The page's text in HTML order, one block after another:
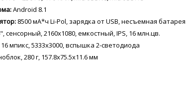
Android 8.1
8500 мА*ч Li-Pol, зарядка от USB, несъемная батарея
сенсорный, 2160x1080, емкостный, IPS, 16 млн.цв.
16 мпикс, 5333x3000, вспышка 2-светодиода
280 г, 157.8x75.5x11.6 мм